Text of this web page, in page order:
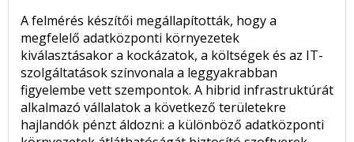
A felmérés készítői megállapították, hogy a
megfelelő adatközponti környezetek
kiválasztásakor a kockázatok, a költségek és az IT-
szolgáltatások színvonala a leggyakrabban
figyelembe vett szempontok. A hibrid infrastruktúrát
alkalmazó vállalatok a következő területekre
hajlandók pénzt áldozni: a különböző adatközponti